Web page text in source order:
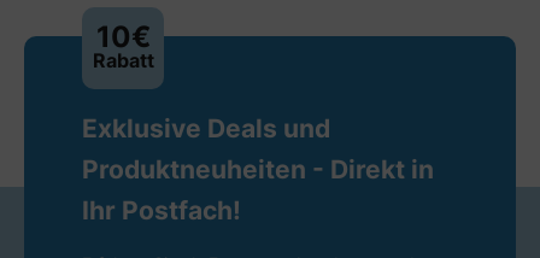
10€
Rabatt
Exklusive Deals und
Produktneuheiten - Direkt in
Ihr Postfach!